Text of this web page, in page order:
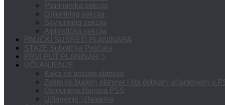
Planinarska sekcija
Orijentiring sekcija
Skyrunning sekcija
Alpinistička sekcija
PALIČKI SUSRETI PLANINARA
STAZE Subotička Peščara
PRVI PUT PLANINAR ;)
UČLANJENJE
Kako se postaje planinar
Zašto da budem planinar i šta dobijam učlanjenjem u
Osiguranja članova PSS
Učlanjenje i članarina